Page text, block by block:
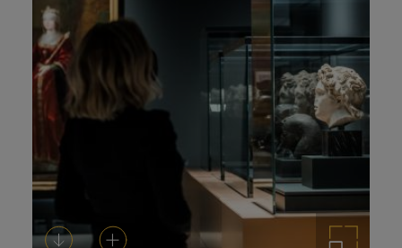
DescargarAñadir al carrito Ampliar imagen